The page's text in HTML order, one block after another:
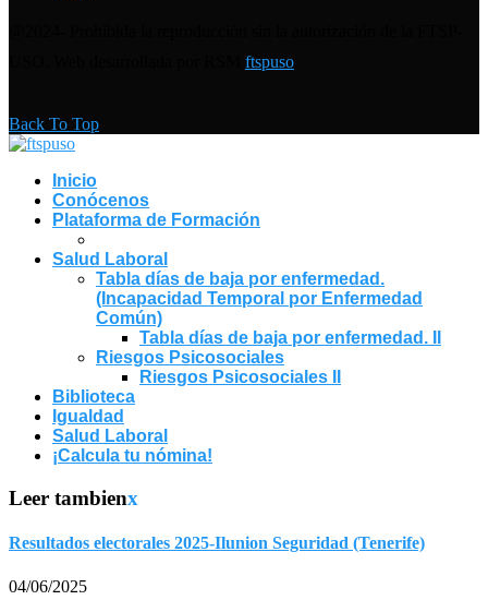
ftspuso
Back To Top
Inicio
Conócenos
Plataforma de Formación
Salud Laboral
Tabla días de baja por enfermedad.
(Incapacidad Temporal por Enfermedad
Común)
Tabla días de baja por enfermedad. II
Riesgos Psicosociales
Riesgos Psicosociales II
Biblioteca
Igualdad
Salud Laboral
¡Calcula tu nómina!
Leer tambienx
Resultados electorales 2025-Ilunion Seguridad (Tenerife)
04/06/2025